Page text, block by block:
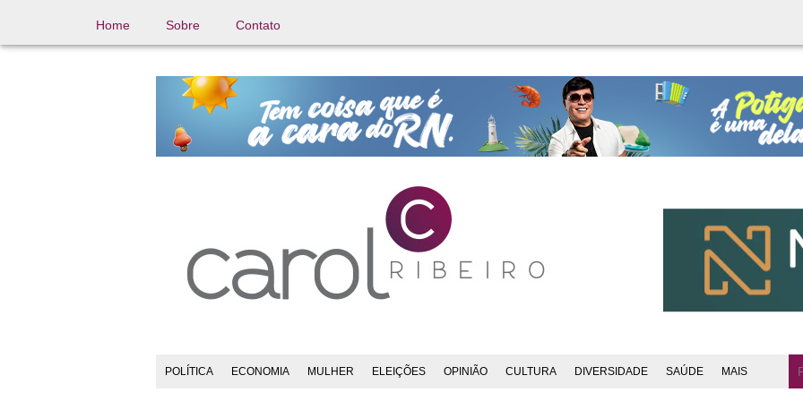
Home Sobre Contato
POLÍTICA ECONOMIA MULHER ELEIÇÕES OPINIÃO CULTURA DIVERSIDADE SAÚDE MAIS